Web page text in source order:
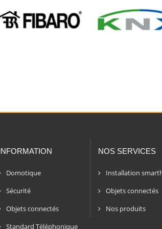
à 50/60 Hz. EN SAVOIR PLUS SUR LA
Domotique
Sécurité
Objets connectés
Standard Téléphonique
NOS SERVICES
Installation
Objets connectés
Nos produits